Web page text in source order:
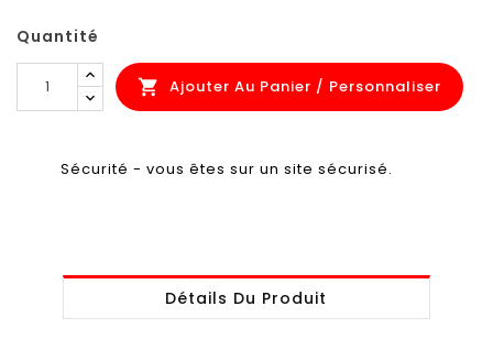
Quantité
 Ajouter Au Panier / Personnaliser
Sécurité - vous êtes sur un site sécurisé.
Détails Du Produit